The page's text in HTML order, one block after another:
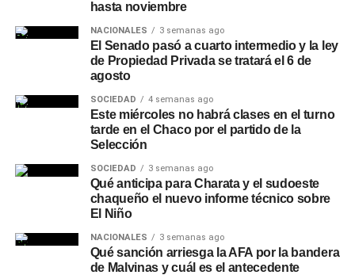
hasta noviembre
NACIONALES 3 semanas ago
El Senado pasó a cuarto intermedio y la ley
de Propiedad Privada se tratará el 6 de
agosto
SOCIEDAD 4 semanas ago
Este miércoles no habrá clases en el turno
tarde en el Chaco por el partido de la
Selección
SOCIEDAD 3 semanas ago
Qué anticipa para Charata y el sudoeste
chaqueño el nuevo informe técnico sobre
El Niño
NACIONALES 3 semanas ago
Qué sanción arriesga la AFA por la bandera
de Malvinas y cuál es el antecedente